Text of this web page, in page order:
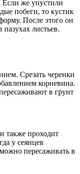
Если же упустили
побеги, то кустик
После этого он
пазухах листьев.
Срезать черенки
корневина.
в грунт
также проходит
у сеянцев
пересаживать в